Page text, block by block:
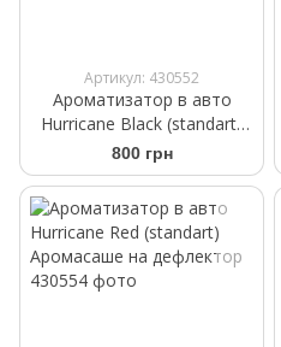
Артикул: 430552
Ароматизатор в авто
Hurricane Black (standart)
Аромасаше на дефлектор
800 грн